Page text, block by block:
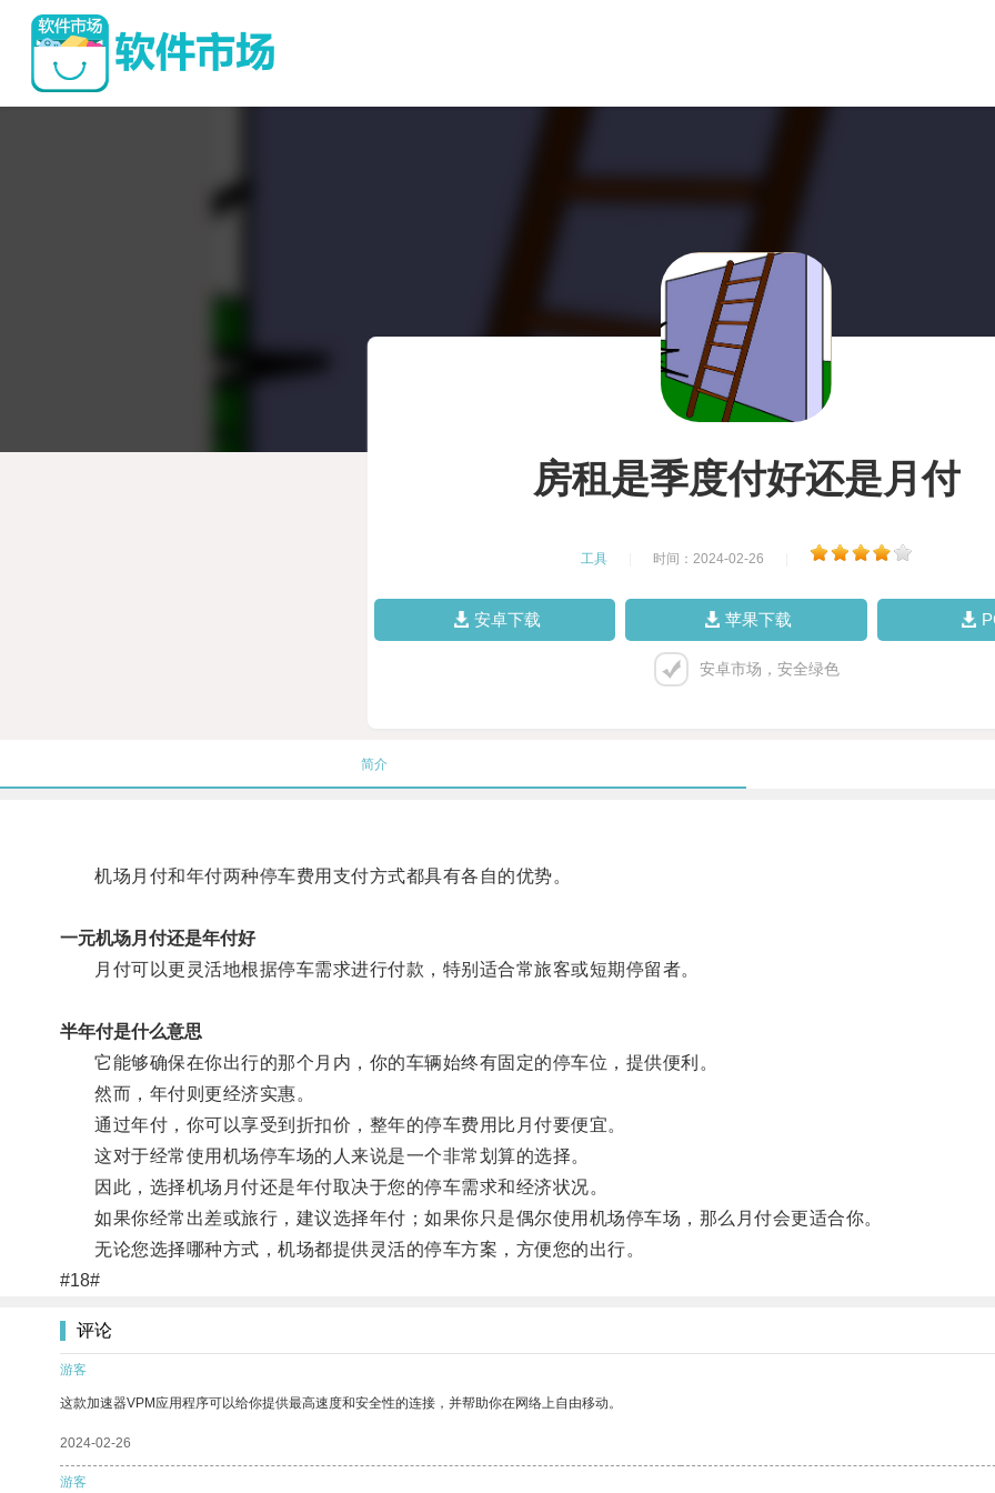
房租是季度付好还是月付
工具 时间：2024-02-26
安卓下载 苹果下载
安卓市场，安全绿色
简介
机场月付和年付两种停车费用支付方式都具有各自的优势。
一元机场月付还是年付好
月付可以更灵活地根据停车需求进行付款，特别适合常旅客或短期停留者。
半年付是什么意思
它能够确保在你出行的那个月内，你的车辆始终有固定的停车位，提供便利。
然而，年付则更经济实惠。
通过年付，你可以享受到折扣价，整年的停车费用比月付要便宜。
这对于经常使用机场停车场的人来说是一个非常划算的选择。
因此，选择机场月付还是年付取决于您的停车需求和经济状况。
如果你经常出差或旅行，建议选择年付；如果你只是偶尔使用机场停车场，那么月付会更适合你。
无论您选择哪种方式，机场都提供灵活的停车方案，方便您的出行。
#18#
评论
游客
这款加速器VPM应用程序可以给你提供最高速度和安全性的连接，并帮助你在网络上自由移动。
2024-02-26
游客